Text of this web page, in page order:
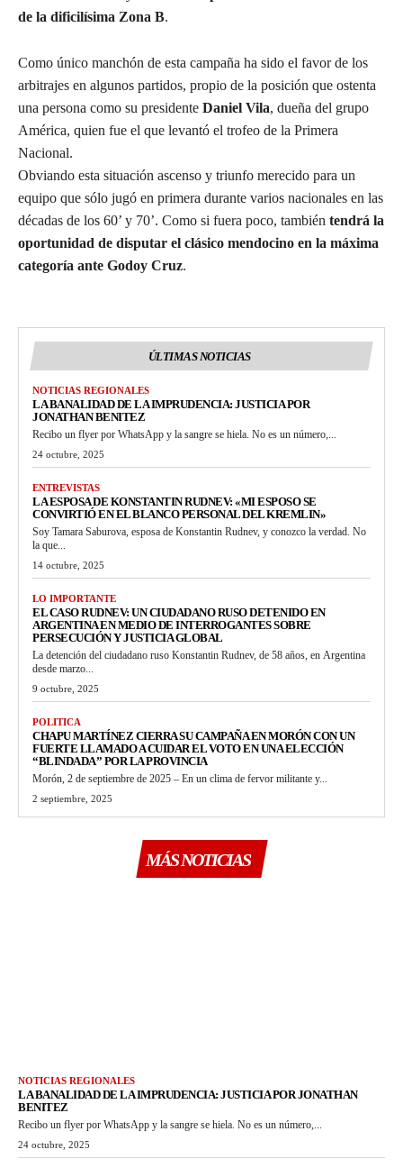
de la dificilísima Zona B.
Como único manchón de esta campaña ha sido el favor de los
arbitrajes en algunos partidos, propio de la posición que ostenta
una persona como su presidente Daniel Vila, dueña del grupo
América, quien fue el que levantó el trofeo de la Primera
Nacional.
Obviando esta situación ascenso y triunfo merecido para un
equipo que sólo jugó en primera durante varios nacionales en las
décadas de los 60’ y 70’. Como si fuera poco, también tendrá la
oportunidad de disputar el clásico mendocino en la máxima
categoría ante Godoy Cruz.
ÚLTIMAS NOTICIAS
NOTICIAS REGIONALES
LA BANALIDAD DE LA IMPRUDENCIA: JUSTICIA POR
JONATHAN BENITEZ
Recibo un flyer por WhatsApp y la sangre se hiela. No es un número,...
24 octubre, 2025
ENTREVISTAS
LA ESPOSA DE KONSTANTIN RUDNEV: «MI ESPOSO SE
CONVIRTIÓ EN EL BLANCO PERSONAL DEL KREMLIN»
Soy Tamara Saburova, esposa de Konstantin Rudnev, y conozco la verdad. No
la que...
14 octubre, 2025
LO IMPORTANTE
EL CASO RUDNEV: UN CIUDADANO RUSO DETENIDO EN
ARGENTINA EN MEDIO DE INTERROGANTES SOBRE
PERSECUCIÓN Y JUSTICIA GLOBAL
La detención del ciudadano ruso Konstantin Rudnev, de 58 años, en Argentina
desde marzo...
9 octubre, 2025
POLITICA
CHAPU MARTÍNEZ CIERRA SU CAMPAÑA EN MORÓN CON UN
FUERTE LLAMADO A CUIDAR EL VOTO EN UNA ELECCIÓN
“BLINDADA” POR LA PROVINCIA
Morón, 2 de septiembre de 2025 – En un clima de fervor militante y...
2 septiembre, 2025
MÁS NOTICIAS
NOTICIAS REGIONALES
LA BANALIDAD DE LA IMPRUDENCIA: JUSTICIA POR JONATHAN
BENITEZ
Recibo un flyer por WhatsApp y la sangre se hiela. No es un número,...
24 octubre, 2025